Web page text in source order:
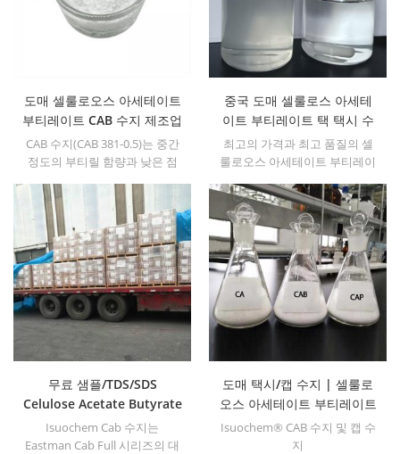
도매 셀룰로오스 아세테이트
부티레이트 CAB 수지 제조업
체
CAB 수지(CAB 381-0.5)는 중간
정도의 부티릴 함량과 낮은 점
중국 도매 셀룰로스 아세테
이트 부티레이트 택 택시 수
지 가격 판매
최고의 가격과 최고 품질의 셀
룰로오스 아세테이트 부티레이
무료 샘플/TDS/SDS
Celulose Acetate Butyrate
CAB 381- (0.1/0.5/2/20)
551- (0.01/0.2) 531-1
Isuochem Cab 수지는
Eastman Cab Full 시리즈의 대
도매 택시/캡 수지 | 셀룰로
오스 아세테이트 부티레이트
프로 피오 네이트는 공장 가
격을 사용합니다
Isuochem® CAB 수지 및 캡 수
지